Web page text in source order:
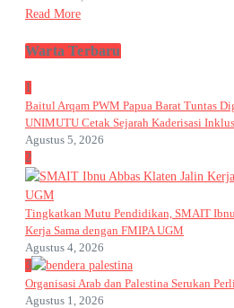
Read More
Warta Terbaru
1
Baitul Arqam PWM Papua Barat Tuntas
UNIMUTU Cetak Sejarah Kaderisasi
Agustus 5, 2026
2
Tingkatkan Mutu Pendidikan, SMAIT
Kerja Sama dengan FMIPA UGM
Agustus 4, 2026
3
Organisasi Arab dan Palestina Serukan
Agustus 1, 2026